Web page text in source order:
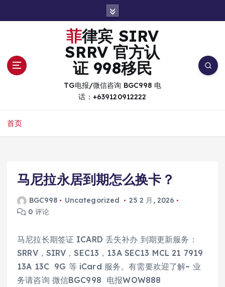
菲律宾 SIRV
SRRV 官方认
证 998移民
TG电报/微信咨询 BGC998 电
话：+639120912222
首页
马尼拉永居到期怎么换卡？
BGC998 Uncategorized
25 2 月, 2026
0 评论
马尼拉长期签证 ICARD 丢失补办 到期更新服务：
SRRV，SIRV，SEC13，13A SEC13 MCL 21 7919
13A 13C 9G 等 iCard 服务。有需要欢迎了解~ 业
务请咨询 微信BGC998 电报WOW888